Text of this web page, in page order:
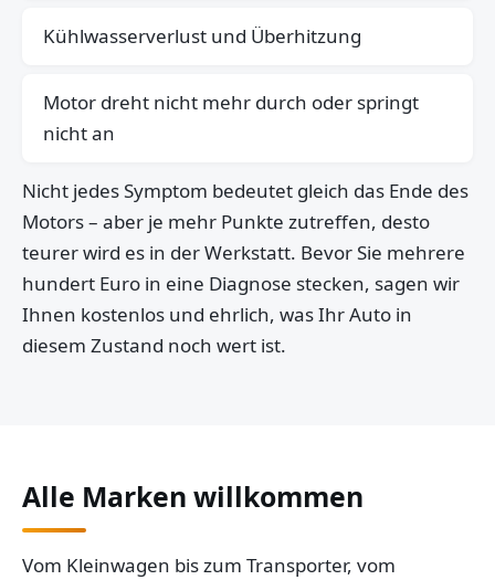
Kühlwasserverlust und Überhitzung
Motor dreht nicht mehr durch oder springt
nicht an
Nicht jedes Symptom bedeutet gleich das Ende des
Motors – aber je mehr Punkte zutreffen, desto
teurer wird es in der Werkstatt. Bevor Sie mehrere
hundert Euro in eine Diagnose stecken, sagen wir
Ihnen kostenlos und ehrlich, was Ihr Auto in
diesem Zustand noch wert ist.
Alle Marken willkommen
Vom Kleinwagen bis zum Transporter, vom